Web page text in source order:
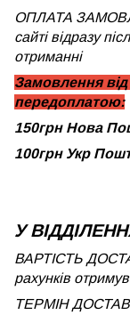
ОПЛАТА
сайті відразу
отриманні
Замовлення
передоплатою:
150грн Нова
100грн Укр
У
ВАРТІСТЬ
рахунків
ТЕРМІН